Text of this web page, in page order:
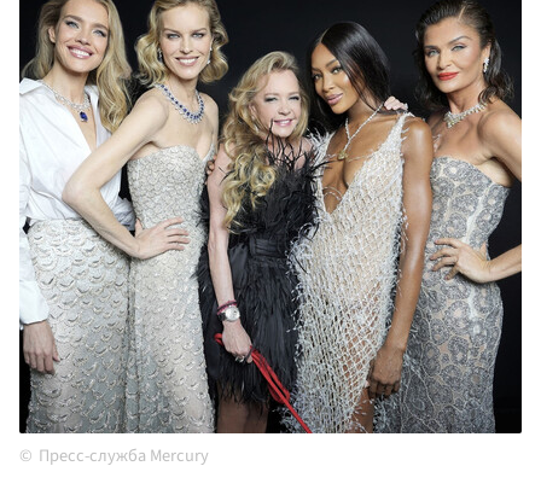
Пресс-служба Mercury